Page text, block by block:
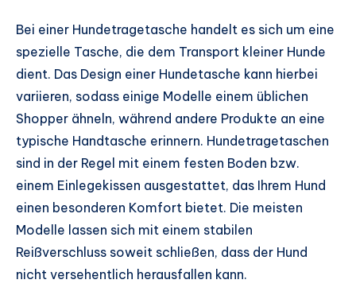
Bei einer Hundetragetasche handelt es sich um eine
spezielle Tasche, die dem Transport kleiner Hunde
dient. Das Design einer Hundetasche kann hierbei
variieren, sodass einige Modelle einem üblichen
Shopper ähneln, während andere Produkte an eine
typische Handtasche erinnern. Hundetragetaschen
sind in der Regel mit einem festen Boden bzw.
einem Einlegekissen ausgestattet, das Ihrem Hund
einen besonderen Komfort bietet. Die meisten
Modelle lassen sich mit einem stabilen
Reißverschluss soweit schließen, dass der Hund
nicht versehentlich herausfallen kann.